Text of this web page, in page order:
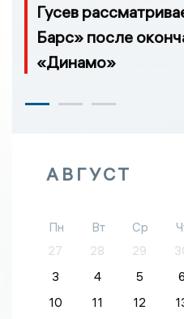
Гусев
Барс» после
«Динамо»
АВГУСТ
Пн Вт Ср
27
28 29
3
4 5 6
10
11 12